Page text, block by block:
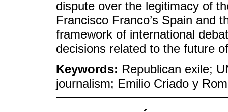
dispute over the legitimacy of
Francisco Franco’s Spain and
framework of international
decisions related to the future
Keywords: Republican exile;
journalism; Emilio Criado y